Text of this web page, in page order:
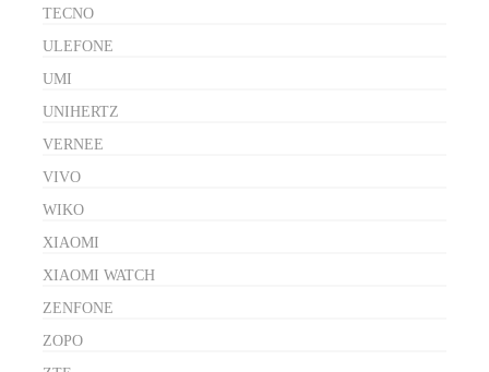
TECNO
ULEFONE
UMI
UNIHERTZ
VERNEE
VIVO
WIKO
XIAOMI
XIAOMI WATCH
ZENFONE
ZOPO